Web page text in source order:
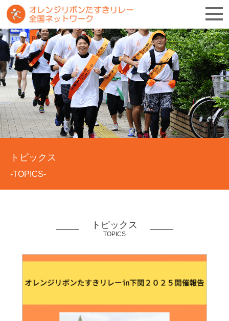
トピックス
-TOPICS-
トピックス
TOPICS